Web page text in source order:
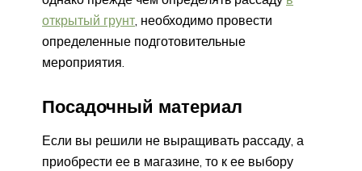
открытый грунт , необходимо провести
определенные подготовительные
мероприятия.
Посадочный материал
Если вы решили не выращивать рассаду, а
приобрести ее в магазине, то к ее выбору